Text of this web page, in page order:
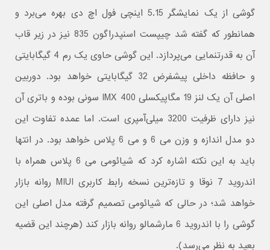
گوشی از یک نمایشگر 5.15 اینچی فول اچ دی بهره می‌برد و
همانطور که گفته شد چیپست اسنپدراگون 835 نیز در زیر قاب
آن به قدرتنمایی می‌پردازد. این گوشی حاوی یک رم 4 گیگابایتی
و حافظه داخلی پیشفرض 32 گیگابایتی خواهد بود. دوربین
اصلی آن یک لنز 19 مگاپیکسلی IMX 400 سونی بوده و باتری آن
نیز دارای ظرفیت 3200 میلی‌آمپری است. اما عمده‌ تفاوت این
دو مدل اندازه و وزن می 6 و می 6 پلاس خواهد بود. در انتها
باید به این نکته اشاره کرد که شیائومی می 6 پلاس همراه با
اندروید 7 نوقا و تازه‌ترین نسخه رابط کاربری MIUI روانه بازار
خواهد شد؛ در حالی که شیائومی تصمیم گرفته مدل اصلی این
گوشی را با اندروید 6 مارشمالو روانه بازار کند (هرچند این قضیه
بعید به نظر می‌رسد).